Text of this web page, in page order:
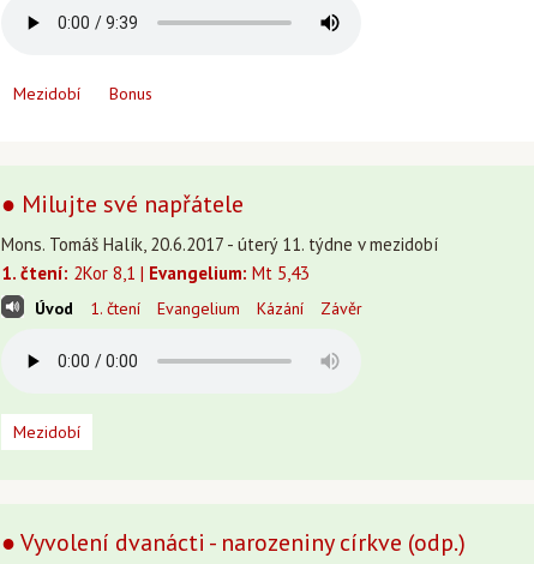
Mezidobí Bonus
● Milujte své napřátele
Mons. Tomáš Halík, 20.6.2017 - úterý 11. týdne v mezidobí
1. čtení: 2Kor 8,1 | Evangelium: Mt 5,43
Úvod 1. čtení Evangelium Kázání Závěr
Mezidobí
● Vyvolení dvanácti - narozeniny církve (odp.)